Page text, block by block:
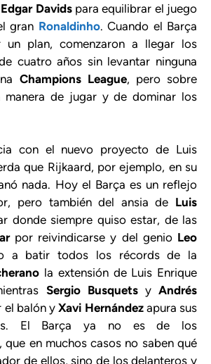
Edgar Davidspara equilibrar el juego
gran Ronaldinho. Cuando el Barça
un plan, comenzaron a llegar los
cuatro años sin levantar ninguna
Champions League, pero sobre
de jugar y de dominar los
con el nuevo proyecto de Luis
que Rijkaard, por ejemplo, en su
nada. Hoy el Barça es un reflejo
pero también del ansia de Luis
donde siempre quiso estar, de las
por reivindicarse y del genio Leo
a batir todos los récords de la
la extensión de Luis Enrique
Sergio BusquetsyAndrés
el balón yXavi Hernándezapura sus
El Barça ya no es de los
que en muchos casos no saben qué
de ellos, sino de los delanteros y